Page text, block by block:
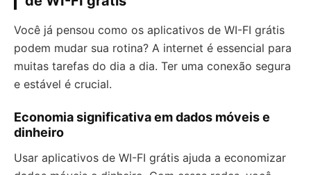
Você já pensou como os aplicativos de WI-FI grátis
podem mudar sua rotina? A internet é essencial para
muitas tarefas do dia a dia. Ter uma conexão segura
e estável é crucial.
Economia significativa em dados móveis e
dinheiro
Usar aplicativos de WI-FI grátis ajuda a economizar